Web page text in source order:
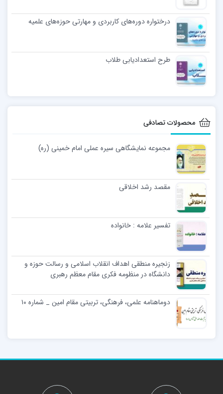
درختواره دوره‌های کاربردی و مهارتی حوزه‌های علمیه
طرح استعدادیابی طلاب
محصولات تصادفی
مجموعه نمایشگاهی سیره عملی امام خمینی (ره)
مقصد رشد اخلاقی
تفسير علامه : خانواده
زنجیره منطقی اهداف انقلاب اسلامی و رسالت حوزه و
دانشگاه در منظومه فکری مقام معظم رهبری
دوماهنامه علمی، فرهنگی، تربیتی مقام امین _ شماره ۱۰